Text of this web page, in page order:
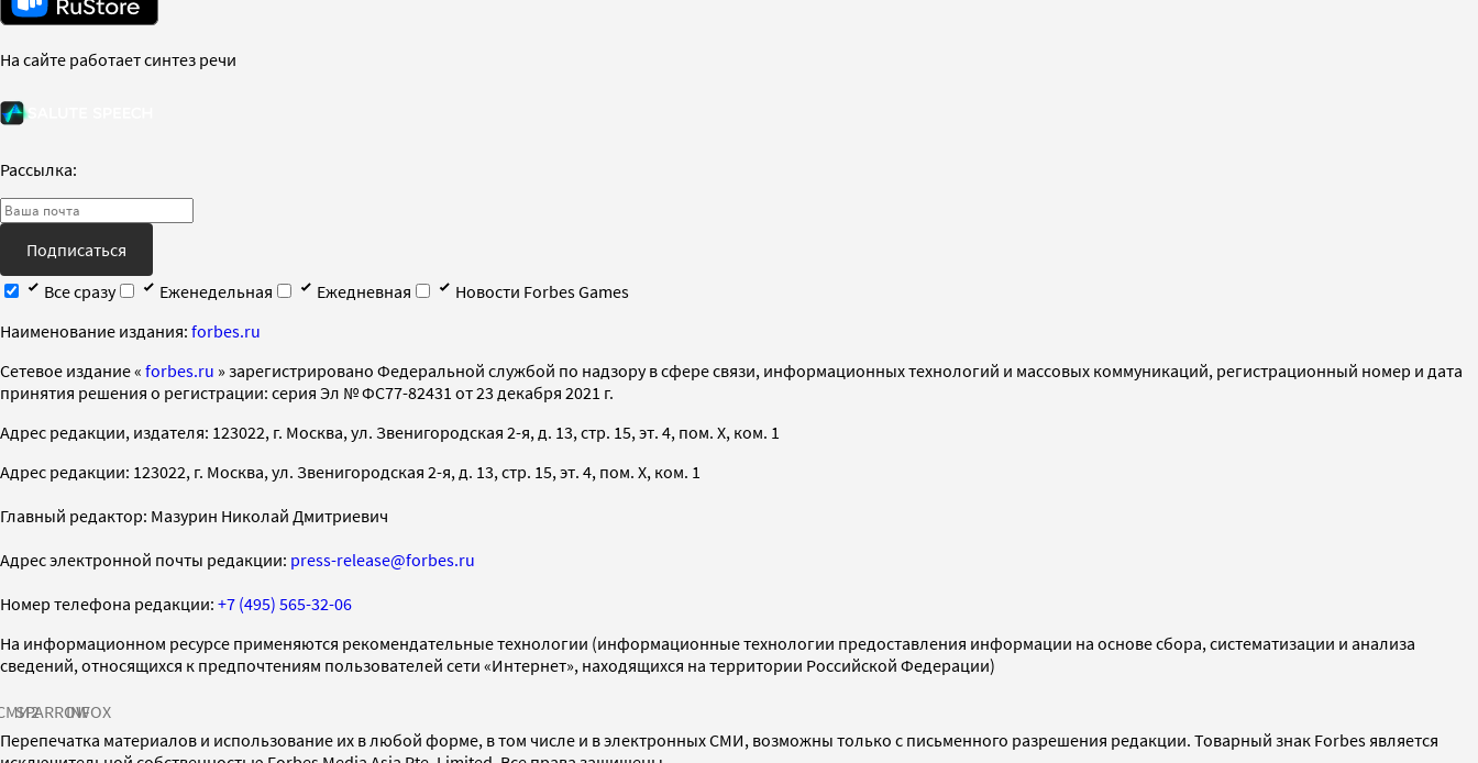
На сайте работает синтез речи
Рассылка:
Подписаться
Все сразу
Еженедельная Ежедневная
Новости Forbes Games
Наименование издания: forbes.ru
Cетевое издание « forbes.ru » зарегистрировано Федеральной службой по надзору в сфере связи, информационных технологий и массовых коммуникаций, регистрационный номер и дата
принятия решения о регистрации: серия Эл № ФС77-82431 от 23 декабря 2021 г.
Адрес редакции, издателя: 123022, г. Москва, ул. Звенигородская 2-я, д. 13, стр. 15, эт. 4, пом. X, ком. 1
Адрес редакции: 123022, г. Москва, ул. Звенигородская 2-я, д. 13, стр. 15, эт. 4, пом. X, ком. 1
Главный редактор: Мазурин Николай Дмитриевич
Адрес электронной почты редакции: press-release@forbes.ru
Номер телефона редакции: +7 (495) 565-32-06
На информационном ресурсе применяются рекомендательные технологии (информационные технологии предоставления информации на основе сбора, систематизации и анализа
сведений, относящихся к предпочтениям пользователей сети «Интернет», находящихся на территории Российской Федерации)
SPARROWINFOX
Перепечатка материалов и использование их в любой форме, в том числе и в электронных СМИ, возможны только с письменного разрешения редакции. Товарный знак Forbes является